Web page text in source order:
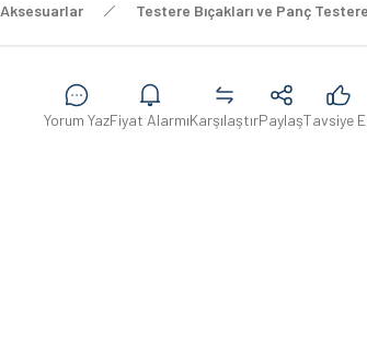
Aksesuarlar Testere Bıçakları ve Panç
Yorum YazFiyat AlarmıKarşılaştırPaylaşTavsiye